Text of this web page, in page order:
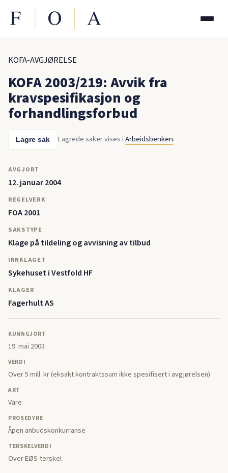
KOFA-AVGJØRELSE
KOFA 2003/219: Avvik fra
kravspesifikasjon og
forhandlingsforbud
Lagre sak Lagrede saker vises iArbeidsbenken.
AVGJORT
12. januar 2004
REGELVERK
FOA 2001
SAKSTYPE
Klage på tildeling og avvisning av tilbud
INNKLAGET
Sykehuset i Vestfold HF
KLAGER
Fagerhult AS
KUNNGJORT
19. mai 2003
VERDI
Over 5 mill. kr (eksakt kontraktssum ikke spesifisert i avgjørelsen)
ART
Vare
PROSEDYRE
Åpen anbudskonkurranse
TERSKELVERDI
Over EØS-terskel